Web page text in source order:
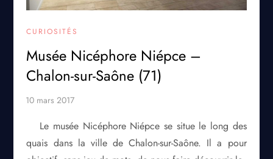
CURIOSITÉS
Musée Nicéphore Niépce –
Chalon-sur-Saône (71)
Le musée Nicéphore Niépce se situe le long des
quais dans la ville de Chalon-sur-Saône. Il a pour